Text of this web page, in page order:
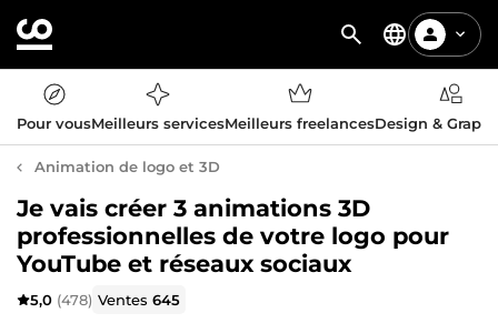
Pour vousMeilleurs servicesMeilleurs freelancesDesign &
Animation de logo et 3D
Je vais créer 3 animations 3D
professionnelles de votre logo pour
YouTube et réseaux sociaux
5,0 (478) Ventes645